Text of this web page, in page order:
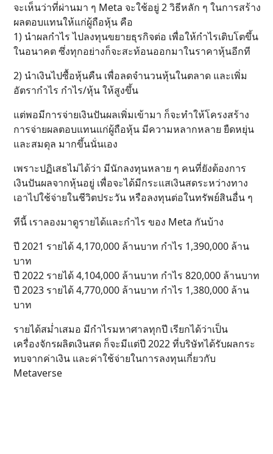
จะเห็นว่าที่ผ่านมา ๆ Meta จะใช้อยู่ 2 วิธีหลัก ๆ ในการสร้าง
ผลตอบแทนให้แก่ผู้ถือหุ้น คือ
1) นำผลกำไร ไปลงทุนขยายธุรกิจต่อ เพื่อให้กำไรเติบโตขึ้น
ในอนาคต ซึ่งทุกอย่างก็จะสะท้อนออกมาในราคาหุ้นอีกที
2) นำเงินไปซื้อหุ้นคืน เพื่อลดจำนวนหุ้นในตลาด และเพิ่ม
อัตรากำไร กำไร/หุ้น ให้สูงขึ้น
แต่พอมีการจ่ายเงินปันผลเพิ่มเข้ามา ก็จะทำให้โครงสร้าง
การจ่ายผลตอบแทนแก่ผู้ถือหุ้น มีความหลากหลาย ยืดหยุ่น
และสมดุล มากขึ้นนั่นเอง
เพราะปฏิเสธไม่ได้ว่า มีนักลงทุนหลาย ๆ คนที่ยังต้องการ
เงินปันผลจากหุ้นอยู่ เพื่อจะได้มีกระแสเงินสดระหว่างทาง
เอาไปใช้จ่ายในชีวิตประวัน หรือลงทุนต่อในทรัพย์สินอื่น ๆ
ทีนี้ เราลองมาดูรายได้และกำไร ของ Meta กันบ้าง
ปี 2021 รายได้ 4,170,000 ล้านบาท กำไร 1,390,000 ล้าน
บาท
ปี 2022 รายได้ 4,104,000 ล้านบาท กำไร 820,000 ล้านบาท
ปี 2023 รายได้ 4,770,000 ล้านบาท กำไร 1,380,000 ล้าน
บาท
รายได้สม่ำเสมอ มีกำไรมหาศาลทุกปี เรียกได้ว่าเป็น
เครื่องจักรผลิตเงินสด ก็จะมีแต่ปี 2022 ที่บริษัทได้รับผลกระ
ทบจากค่าเงิน และค่าใช้จ่ายในการลงทุนเกี่ยวกับ
Metaverse